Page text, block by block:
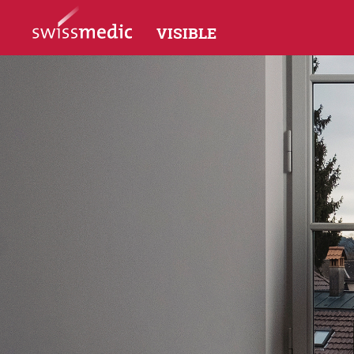
VISIBLE
sull’indipendenza di Swissmedic